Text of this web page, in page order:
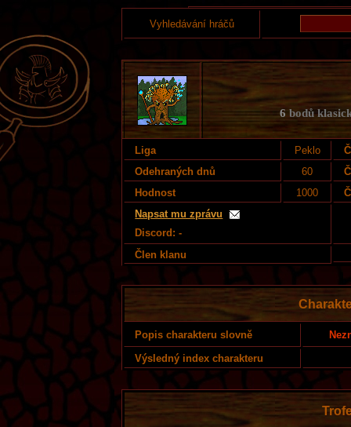
Vyhledávání hráčů
6 bodů
Liga Peklo
Odehraných dnů
60
Hodnost
1000
Napsat mu zprávu
Discord: -
Člen klanu
Popis charakteru slovně
Výsledný index charakteru